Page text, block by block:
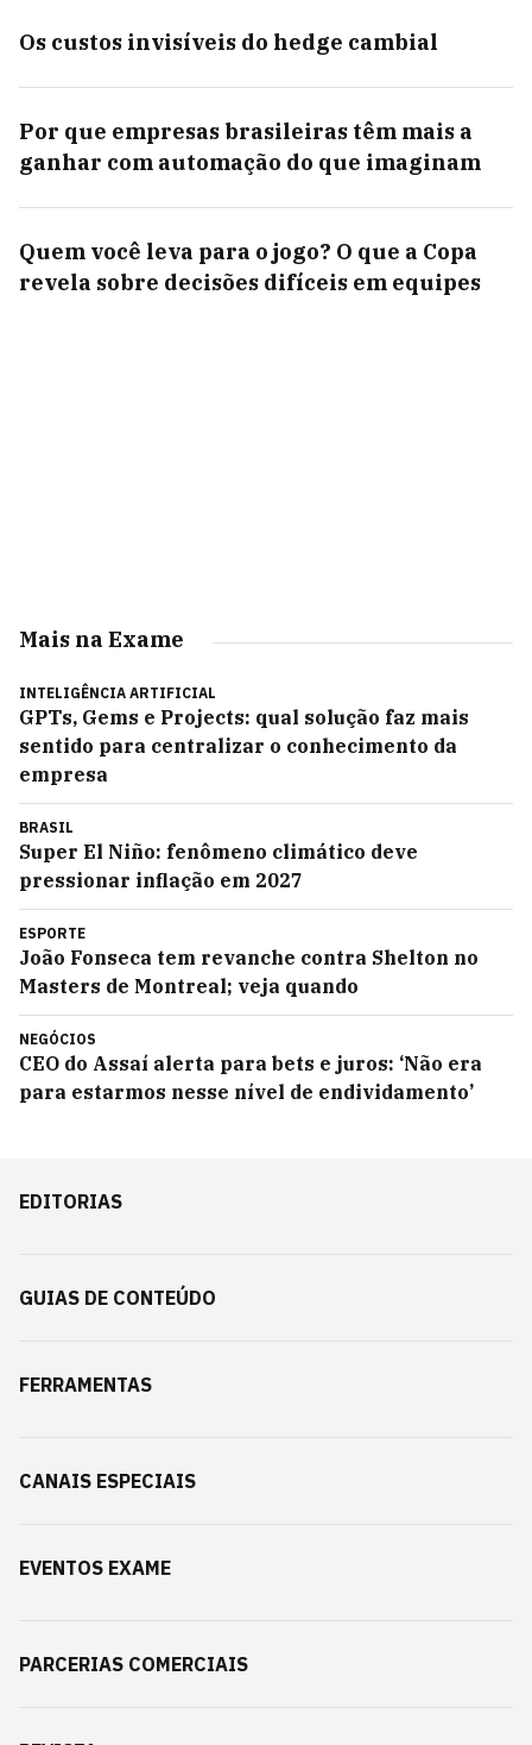
Os custos invisíveis do hedge cambial
Por que empresas brasileiras têm mais a
ganhar com automação do que imaginam
Quem você leva para o jogo? O que a Copa
revela sobre decisões difíceis em equipes
Mais na Exame
INTELIGÊNCIA ARTIFICIAL
GPTs, Gems e Projects: qual solução faz mais
sentido para centralizar o conhecimento da
empresa
BRASIL
Super El Niño: fenômeno climático deve
pressionar inflação em 2027
ESPORTE
João Fonseca tem revanche contra Shelton no
Masters de Montreal; veja quando
NEGÓCIOS
CEO do Assaí alerta para bets e juros: ‘Não era
para estarmos nesse nível de endividamento’
EDITORIAS
GUIAS DE CONTEÚDO
FERRAMENTAS
CANAIS ESPECIAIS
EVENTOS EXAME
PARCERIAS COMERCIAIS